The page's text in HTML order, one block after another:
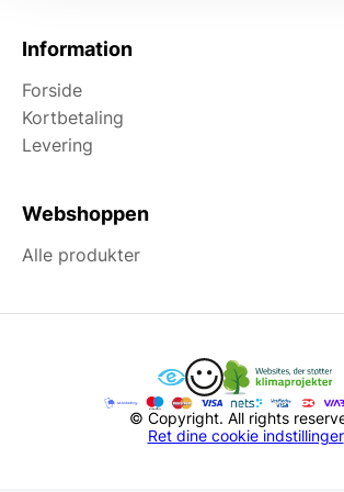
Information
Forside
Kortbetaling
Levering
Webshoppen
Alle produkter
© Copyright. All rights
Ret dine cookie indstillinger